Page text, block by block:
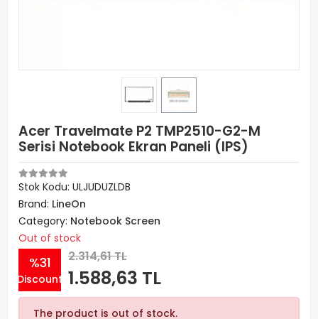
Acer Travelmate P2 TMP2510-G2-M
Serisi Notebook Ekran Paneli (IPS)
Stok Kodu: ULJUDUZLDB
Brand: LineOn
Category: Notebook Screen
Out of stock
%31
Discount
2.314,61 TL
1.588,63 TL
The product is out of stock.